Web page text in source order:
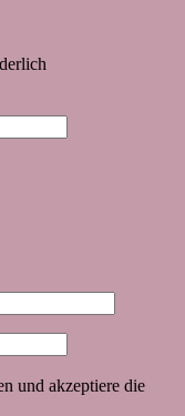
und akzeptiere die